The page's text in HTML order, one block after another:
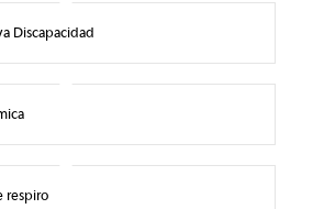
Discapacidad
respiro